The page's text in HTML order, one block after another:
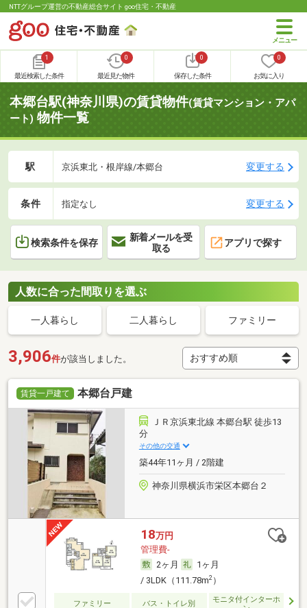
NTTグループ運営の不動産総合サイト goo住宅・不動産
1
最近検索した条件
0
最近見た物件
0
保存した条件
0
お気に入り
本郷台駅(神奈川県)の賃貸物件(賃貸マンション・アパ
ート) 物件一覧
駅 京浜東北・根岸線/本郷台 変更する
条件 指定なし 変更する
検索条件を保存
新着メールを受
取る
アプリで探す
人数に合った間取りを選ぶ
一人暮らし 二人暮らし ファミリー
3,906件が該当しました。
賃貸一戸建て 本郷台戸建
ＪＲ京浜東北線 本郷台駅 徒歩13
分
その他の交通
築44年11ヶ月 / 2階建
神奈川県横浜市栄区本郷台２
18万円
管理費-
2ヶ月
1ヶ月
/ 3LDK（111.78m2）
ファミリー バス・トイレ別
モニタ付インターホ